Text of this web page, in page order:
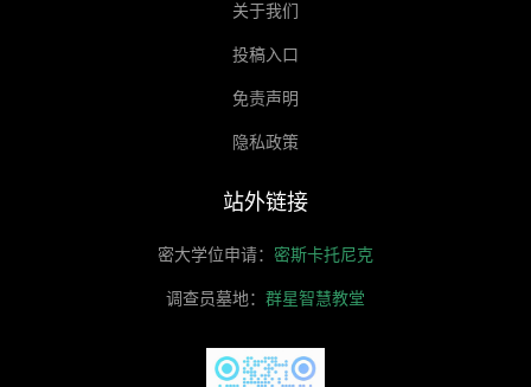
关于我们
投稿入口
免责声明
隐私政策
站外链接
密大学位申请： 密斯卡托尼克
调查员墓地： 群星智慧教堂